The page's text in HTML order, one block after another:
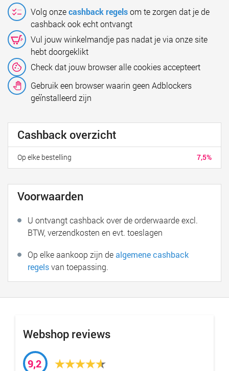
Volg onzecashback regelsom te zorgen dat je de
cashback ook echt ontvangt
Vul jouw winkelmandje pas nadat je via onze site
hebt doorgeklikt
Check dat jouw browser alle cookies accepteert
Gebruik een browser waarin geen Adblockers
geïnstalleerd zijn
Cashback overzicht
7,5%
Op elke bestelling
Voorwaarden
U ontvangt cashback over de orderwaarde excl.
BTW, verzendkosten en evt. toeslagen
Op elke aankoop zijn dealgemene cashback
regelsvan toepassing.
Webshop reviews
9,2